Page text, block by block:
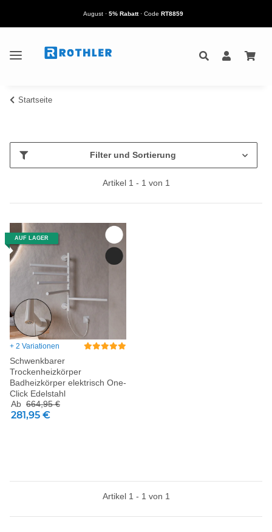
August· 5% Rabatt· Code RT8859
Startseite
Filter und Sortierung
Artikel 1 - 1 von 1
AUF LAGER
+ 2 Variationen
Schwenkbarer
Trockenheizkörper
Badheizkörper elektrisch One-
Click Edelstahl
Ab 664,95 €
281,95 €
Artikel 1 - 1 von 1